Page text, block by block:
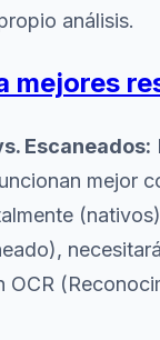
análisis.
mejores
Escaneados:
mejor
OCR